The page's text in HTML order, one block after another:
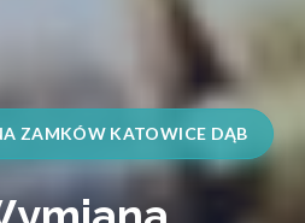
ZAMKÓW KATOWICE DĄB